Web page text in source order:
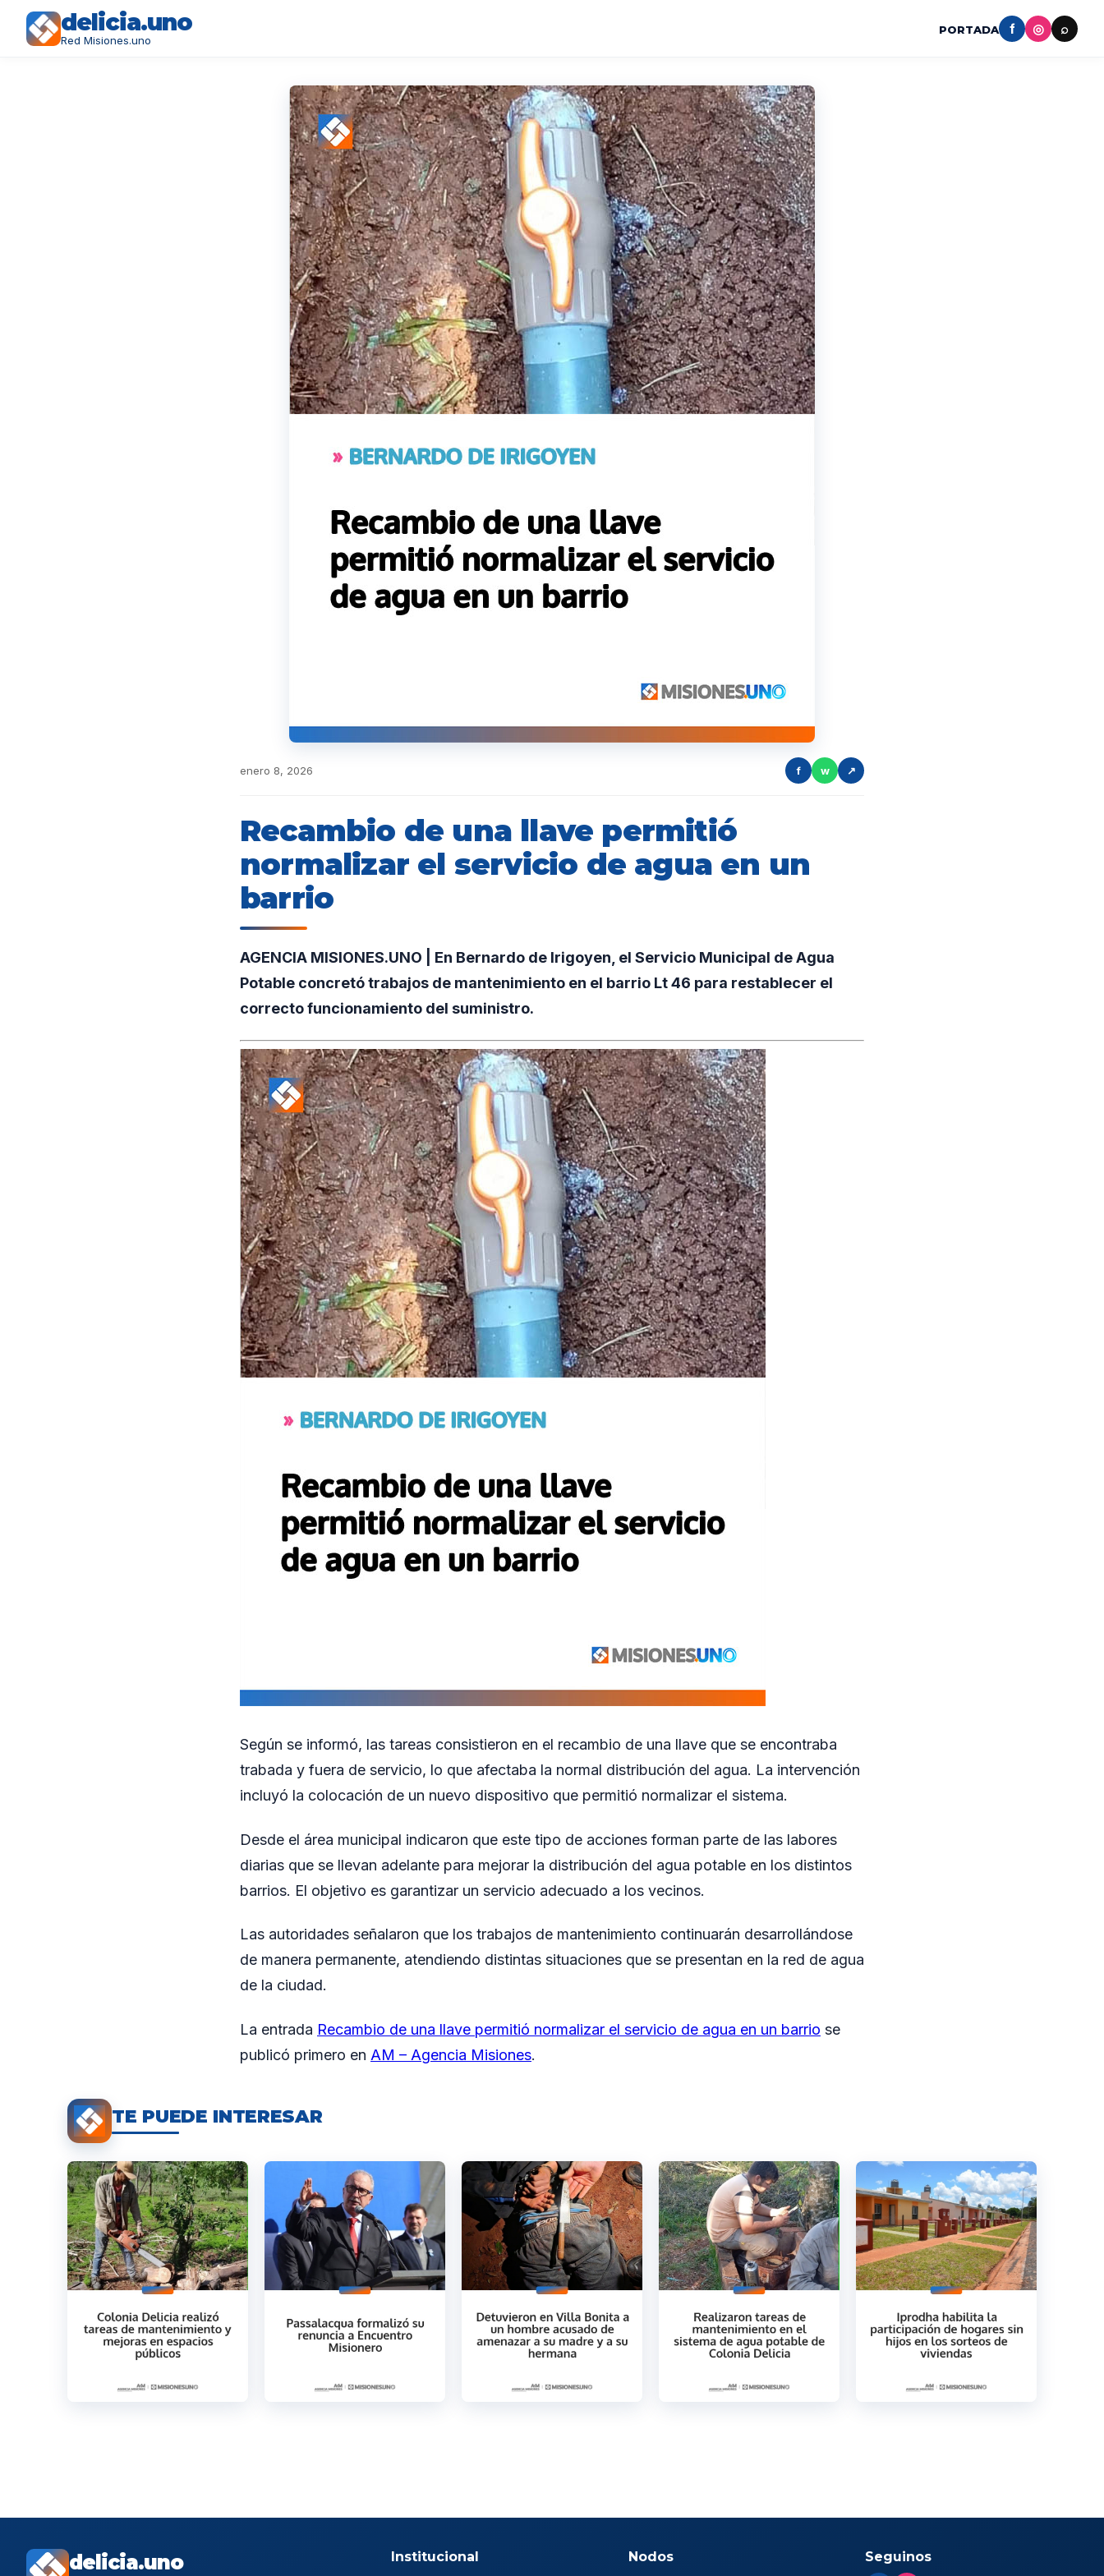
delicia.uno
Red Misiones.uno
PORTADA f ◎ ⌕
enero 8, 2026 f w ↗
Recambio de una llave permitió
normalizar el servicio de agua en un
barrio
AGENCIA MISIONES.UNO | En Bernardo de Irigoyen, el Servicio Municipal de Agua
Potable concretó trabajos de mantenimiento en el barrio Lt 46 para restablecer el
correcto funcionamiento del suministro.
Según se informó, las tareas consistieron en el recambio de una llave que se encontraba
trabada y fuera de servicio, lo que afectaba la normal distribución del agua. La intervención
incluyó la colocación de un nuevo dispositivo que permitió normalizar el sistema.
Desde el área municipal indicaron que este tipo de acciones forman parte de las labores
diarias que se llevan adelante para mejorar la distribución del agua potable en los distintos
barrios. El objetivo es garantizar un servicio adecuado a los vecinos.
Las autoridades señalaron que los trabajos de mantenimiento continuarán desarrollándose
de manera permanente, atendiendo distintas situaciones que se presentan en la red de agua
de la ciudad.
La entrada Recambio de una llave permitió normalizar el servicio de agua en un barrio se
publicó primero en AM – Agencia Misiones.
TE PUEDE INTERESAR
delicia.uno Institucional Nodos Seguinos